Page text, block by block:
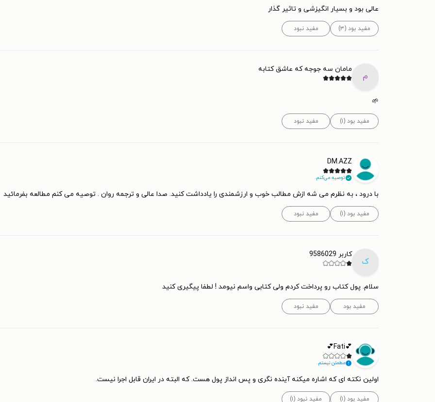
عالی بود و بسیار انگیزشی و تاثیر گذار
مفید بود (۳) مفید نبود
م
مامان سه جوجه که عاشق کتابه
🌱
مفید بود (۱) مفید نبود
DM.AZZ
توصیه می‌کنم.
با درود ، به نظرم می شه ازش مطالب خوب و ارزشمندی را یادداشت کنید. صدا عالی و ترجمه روان . توصیه می کنم مطالعه بفرمائید
مفید بود (۱) مفید نبود
ک
کاربر 9586029
سلام. پول کتاب رو پرداخت کردم ولی کتابی واسم نیومد ! لطفا پیگیری کنید
مفید بود مفید نبود
💕Fati💕
مطمئن نیستم.
اولین نکته ای که اشاره میکنه آینده نگری و پس انداز پول هست. که البته در ایران قابل اجرا نیست.
مفید بود (۱) مفید نبود (۱)